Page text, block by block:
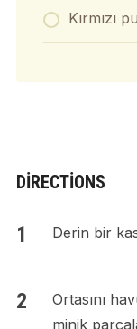
Kırmızı
DIRECTIONS
Derin bir
Ortasını
minik